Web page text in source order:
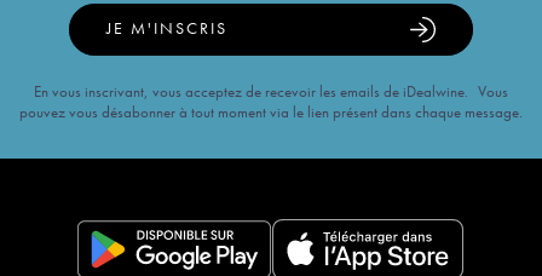
JE M'INSCRIS
En vous inscrivant, vous acceptez de recevoir les emails de iDealwine. Vous
pouvez vous désabonner à tout moment via le lien présent dans chaque message.